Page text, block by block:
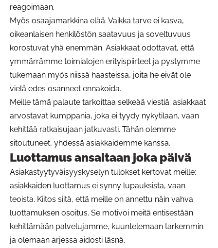
reagoimaan.
Myös osaajamarkkina elää. Vaikka tarve ei kasva,
oikeanlaisen henkilöstön saatavuus ja soveltuvuus
korostuvat yhä enemmän. Asiakkaat odottavat, että
ymmärrämme toimialojen erityispiirteet ja pystymme
tukemaan myös niissä haasteissa, joita he eivät ole
vielä edes osanneet ennakoida.
Meille tämä palaute tarkoittaa selkeää viestiä: asiakkaat
arvostavat kumppania, joka ei tyydy nykytilaan, vaan
kehittää ratkaisujaan jatkuvasti. Tähän olemme
sitoutuneet, yhdessä asiakkaidemme kanssa.
Luottamus ansaitaan joka päivä
Asiakastyytyväisyyskyselyn tulokset kertovat meille:
asiakkaiden luottamus ei synny lupauksista, vaan
teoista. Kiitos siitä, että meille on annettu näin vahva
luottamuksen osoitus. Se motivoi meitä entisestään
kehittämään palvelujamme, kuuntelemaan tarkemmin
ja olemaan arjessa aidosti läsnä.